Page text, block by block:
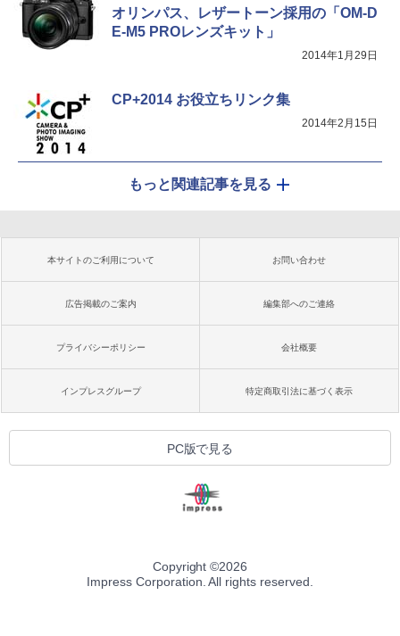
オリンパス、レザートーン採用の「OM-D
E-M5 PROレンズキット」
2014年1月29日
CP+2014 お役立ちリンク集
2014年2月15日
もっと関連記事を見る
本サイトのご利用について お問い合わせ
広告掲載のご案内 編集部へのご連絡
プライバシーポリシー 会社概要
インプレスグループ 特定商取引法に基づく表示
PC版で見る
Copyright ©2026
Impress Corporation. All rights reserved.